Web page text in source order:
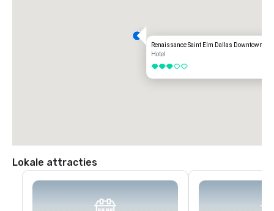
Renaissance Saint Elm Dallas Downtown
Hotel
3 van 5
Lokale attracties